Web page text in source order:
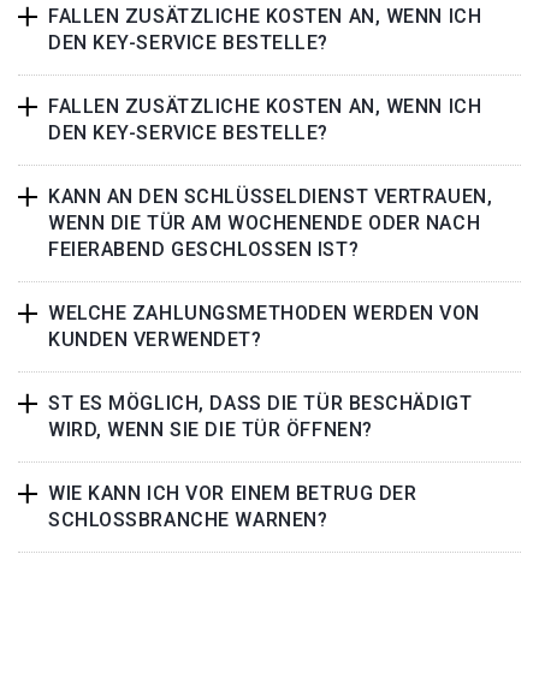
FALLEN ZUSÄTZLICHE KOSTEN AN, WENN ICH
DEN KEY-SERVICE BESTELLE?
FALLEN ZUSÄTZLICHE KOSTEN AN, WENN ICH
DEN KEY-SERVICE BESTELLE?
KANN AN DEN SCHLÜSSELDIENST VERTRAUEN,
WENN DIE TÜR AM WOCHENENDE ODER NACH
FEIERABEND GESCHLOSSEN IST?
WELCHE ZAHLUNGSMETHODEN WERDEN VON
KUNDEN VERWENDET?
ST ES MÖGLICH, DASS DIE TÜR BESCHÄDIGT
WIRD, WENN SIE DIE TÜR ÖFFNEN?
WIE KANN ICH VOR EINEM BETRUG DER
SCHLOSSBRANCHE WARNEN?